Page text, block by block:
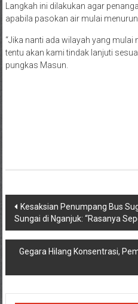
Langkah ini dilakukan agar
apabila pasokan air mulai menurun.
“Jika nanti ada wilayah yang mulai
tentu akan kami tindak lanjuti
pungkas Masun.
Navigasi
pos
Kesaksian Penumpang Bus
Sungai di Nganjuk: “Rasanya
Gegara Hilang Konsentrasi,